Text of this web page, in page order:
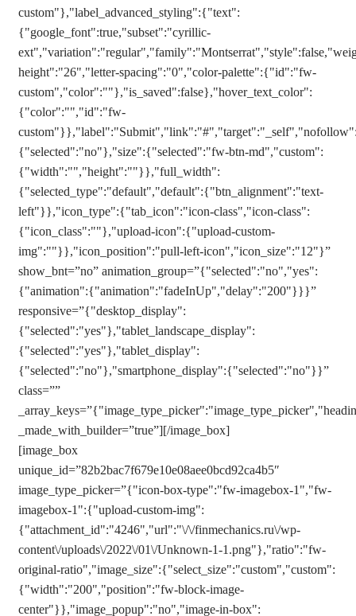
custom"},"label_advanced_styling":{"text":
{"google_font":true,"subset":"cyrillic-
height":"26","letter-spacing":"0","color-palette":{"id":"fw-
custom","color":""},"is_saved":false},"hover_text_color":
{"color":"","id":"fw-
{"selected":"no"},"size":{"selected":"fw-btn-md","custom":
{"width":"","height":""}},"full_width":
{"selected_type":"default","default":{"btn_alignment":"text-
left"}},"icon_type":{"tab_icon":"icon-class","icon-class":
{"icon_class":""},"upload-icon":{"upload-custom-
img":""}},"icon_position":"pull-left-icon","icon_size":"12"}”
show_bnt=”no” animation_group=”{"selected":"no","yes":
{"animation":{"animation":"fadeInUp","delay":"200"}}}”
responsive=”{"desktop_display":
{"selected":"yes"},"tablet_landscape_display":
{"selected":"yes"},"tablet_display":
{"selected":"no"},"smartphone_display":{"selected":"no"}}”
class=””
_made_with_builder=”true”][/image_box]
[image_box
unique_id=”82b2bac7f679e10e08aee0bcd92ca4b5″
image_type_picker=”{"icon-box-type":"fw-imagebox-1","fw-
imagebox-1":{"upload-custom-img":
{"attachment_id":"4246","url":"\/\/finmechanics.ru\/wp-
content\/uploads\/2022\/01\/Unknown-1-1.png"},"ratio":"fw-
original-ratio","image_size":{"select_size":"custom","custom":
{"width":"200","position":"fw-block-image-
center"}},"image_popup":"no","image-in-box":